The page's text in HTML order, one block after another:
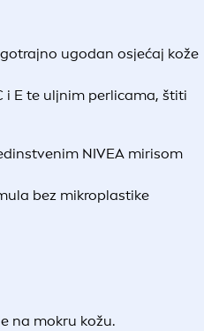
ugodan osjećaj kože
i E te uljnim perlicama, štiti
NIVEA mirisom
bez mikroplastike
na mokru kožu.